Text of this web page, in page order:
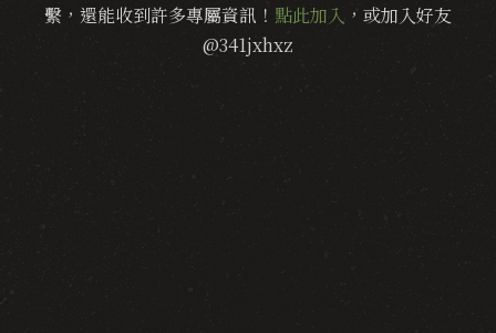
繫，還能收到許多專屬資訊！ 點此加入 ，或加入好友
@341jxhxz